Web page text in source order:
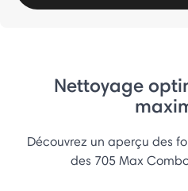
Nettoyage
Découvrez un aperçu des
des 705 Max